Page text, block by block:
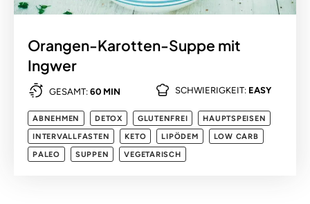
Orangen-Karotten-Suppe mit
Ingwer
GESAMT: 60 MIN SCHWIERIGKEIT: EASY
ABNEHMEN DETOX GLUTENFREI
HAUPTSPEISEN
INTERVALLFASTEN
KETO LIPÖDEM
LOW CARB
PALEO
SUPPEN VEGETARISCH